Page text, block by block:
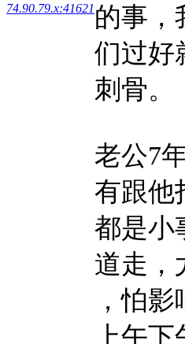
74.90.79.x:41621 的事，
们过好
刺骨。
老公7
有跟他
都是小
道走，
，怕
上午下